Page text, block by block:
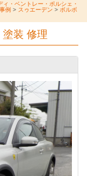
・ベントレー・ポルシェ・
例 > スゥエーデン > ボルボ
装 修理